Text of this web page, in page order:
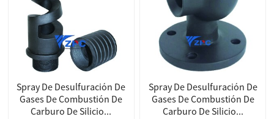
Spray De Desulfuración De
Gases De Combustión De
Carburo De Silicio...
Spray De Desulfuración De
Gases De Combustión De
Carburo De Silicio...